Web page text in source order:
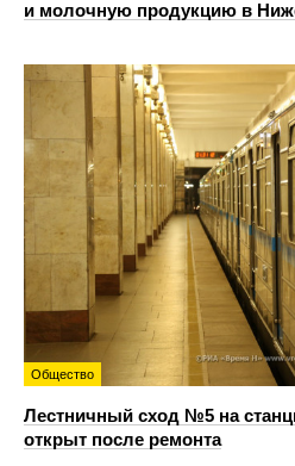
и молочную продукцию в
Общество
Лестничный сход №5 на
открыт после ремонта